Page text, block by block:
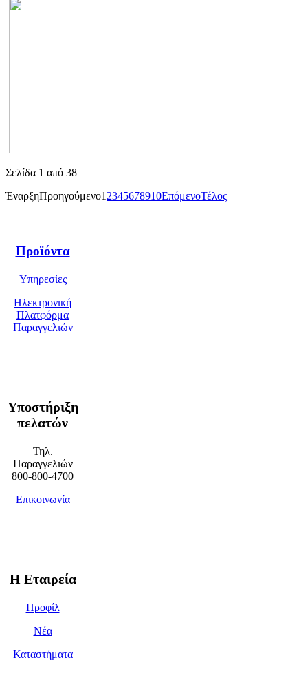
Σελίδα 1 από 38
ΈναρξηΠροηγούμενο1 2345678910ΕπόμενοΤέλος
Προϊόντα
Υπηρεσίες
Ηλεκτρονική
Πλατφόρμα
Παραγγελιών
Υποστήριξη
πελατών
Τηλ.
Παραγγελιών
800-800-4700
Επικοινωνία
Η Εταιρεία
Προφίλ
Νέα
Καταστήματα